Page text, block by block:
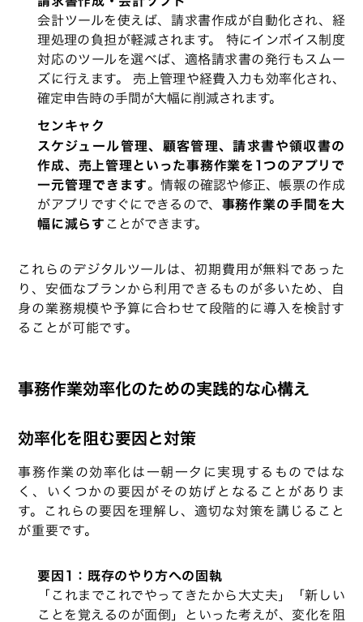
会計ツールを使えば、請求書作成が自動化され、経
理処理の負担が軽減されます。 特にインボイス制度
対応のツールを選べば、適格請求書の発行もスムー
ズに行えます。 売上管理や経費入力も効率化され、
確定申告時の手間が大幅に削減されます。
センキャク
スケジュール管理、顧客管理、請求書や領収書の
作成、売上管理といった事務作業を1つのアプリで
一元管理できます。情報の確認や修正、帳票の作成
がアプリですぐにできるので、 事務作業の手間を大
幅に減らす ことができます。
これらのデジタルツールは、初期費用が無料であった
り、安価なプランから利用できるものが多いため、自
身の業務規模や予算に合わせて段階的に導入を検討す
ることが可能です。
事務作業効率化のための実践的な心構え
効率化を阻む要因と対策
事務作業の効率化は一朝一夕に実現するものではな
く、いくつかの要因がその妨げとなることがありま
す。これらの要因を理解し、適切な対策を講じること
が重要です。
要因1：既存のやり方への固執
「これまでこれでやってきたから大丈夫」「新しい
ことを覚えるのが面倒」といった考えが、変化を阻